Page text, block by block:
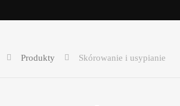
Produkty Skórowanie i usypianie